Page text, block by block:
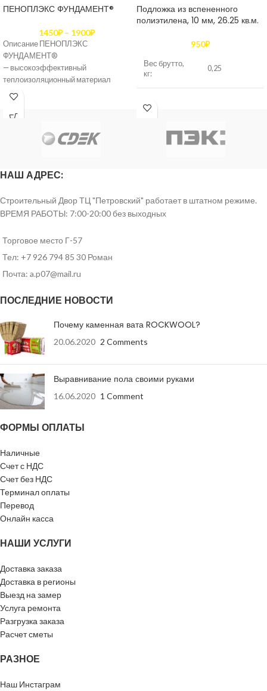
ПЕНОПЛЭКС ФУНДАМЕНТ®
1450₽ – 1900₽
Описание ПЕНОПЛЭКС
ФУНДАМЕНТ®
— высокоэффективный
теплоизоляционный материал
последнего поколения,
экструзии из полистирола общего
водопоглощение, высокая
Подложка из вспененного
полиэтилена, 10 мм, 26.25 кв.м.
950₽
Вес брутто,
кг:
0,25
Тип товара
Длина, м пог. м
Температура
НАШ АДРЕС:
Строительный Двор ТЦ "Петровский" работает в штатном режиме.
ВРЕМЯ РАБОТЫ: 7:00-20:00 без выходных
Торговое место Г-57
Тел: +7 926 794 85 30 Роман
Почта: a.p07@mail.ru
ПОСЛЕДНИЕ НОВОСТИ
Почему каменная вата ROCKWOOL?
20.06.2020 2 Comments
Выравнивание пола своими руками
16.06.2020 1 Comment
ФОРМЫ ОПЛАТЫ
Наличные
Счет с НДС
Счет без НДС
Терминал оплаты
Перевод
Онлайн касса
НАШИ УСЛУГИ
Доставка заказа
Доставка в регионы
Выезд на замер
Услуга ремонта
Разгрузка заказа
Расчет сметы
РАЗНОЕ
Наш Инстаграм